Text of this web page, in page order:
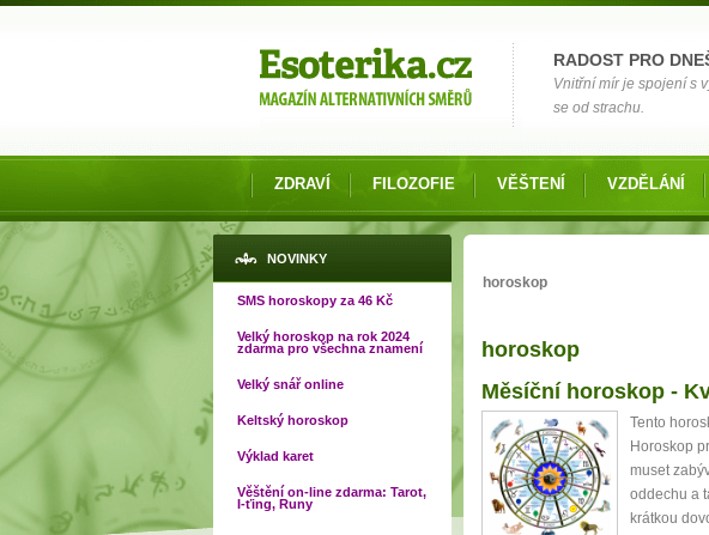
RADOST PRO
Vnitřní mír je spojení s
se od strachu.
ZDRAVÍ FILOZOFIE VĚŠTENÍ VZDĚLÁNÍ
NOVINKY
SMS horoskopy za 46 Kč
Velký horoskop na rok 2024
zdarma pro všechna znamení
Velký snář online
Keltský horoskop
Výklad karet
Věštění on-line zdarma: Tarot,
I-ťing, Runy
horoskop
horoskop
Měsíční horoskop -
Tento
Horoskop
muset
oddechu a
krátkou